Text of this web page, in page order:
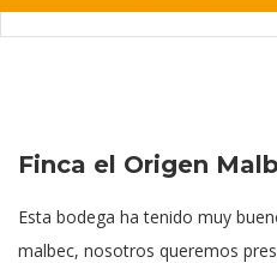
Finca el Origen
Esta bodega ha tenido muy
malbec, nosotros queremos